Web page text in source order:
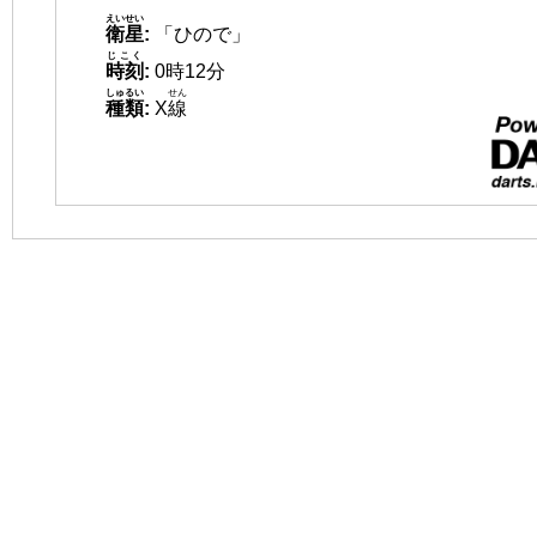
衛星
えいせい
:
「ひので」
時刻
じこく
: 0時12分
種類
しゅるい
: X線
せん